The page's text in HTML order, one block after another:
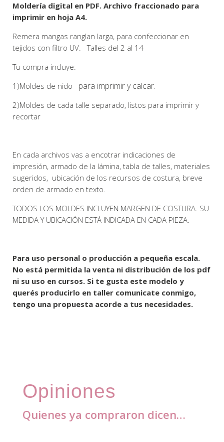
Moldería digital en PDF. Archivo fraccionado para
imprimir en hoja A4.
Remera mangas ranglan larga, para confeccionar en
tejidos con filtro UV. Talles del 2 al 14
Tu compra incluye:
1)Moldes de nido
para imprimir y calcar.
2)Moldes de cada talle separado, listos para imprimir y
recortar
En cada archivos vas a encotrar indicaciones de
impresión, armado de la lámina, tabla de talles, materiales
sugeridos, ubicación de los recursos de costura, breve
orden de armado en texto.
TODOS LOS MOLDES INCLUYEN MARGEN DE COSTURA. SU
MEDIDA Y UBICACIÓN ESTÁ INDICADA EN CADA PIEZA.
Para uso personal o producción a pequeña escala.
No está permitida la venta ni distribución de los pdf
ni su uso en cursos. Si te gusta este modelo y
querés producirlo en taller comunicate conmigo,
tengo una propuesta acorde a tus necesidades.
Opiniones
Quienes ya compraron dicen…